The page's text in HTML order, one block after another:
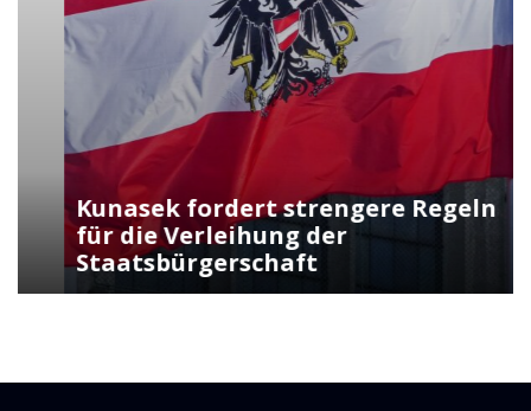
Kunasek fordert strengere Regeln
für die Verleihung der
Staatsbürgerschaft